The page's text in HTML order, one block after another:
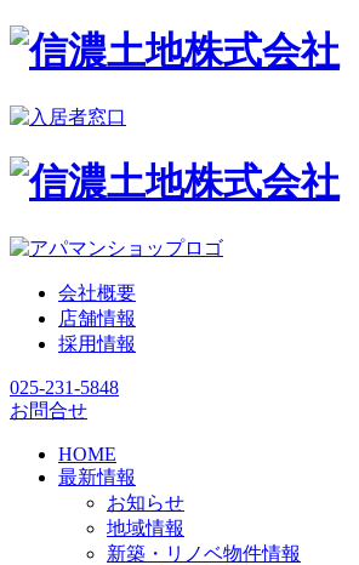
会社概要
店舗情報
採用情報
025-231-5848
お問合せ
HOME
最新情報
お知らせ
地域情報
新築・リノベ物件情報